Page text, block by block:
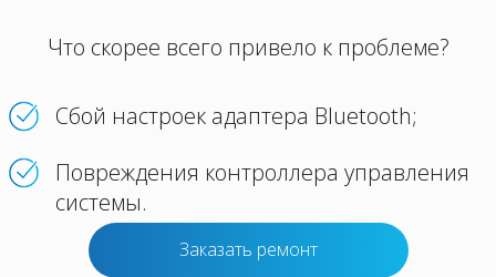
Что скорее всего привело к проблеме?
Сбой настроек адаптера Bluetooth;
Повреждения контроллера управления
системы.
Заказать ремонт